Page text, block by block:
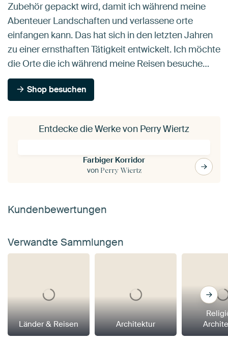
Zubehör gepackt wird, damit ich während meine
Abenteuer Landschaften und verlassene orte
einfangen kann. Das hat sich in den letzten Jahren
zu einer ernsthaften Tätigkeit entwickelt. Ich möchte
die Orte die ich während meine Reisen besuche…
Shop besuchen
Entdecke die Werke von Perry Wiertz
Farbiger Korridor
von Perry Wiertz
Kundenbewertungen
Verwandte Sammlungen
Länder & Reisen Architektur